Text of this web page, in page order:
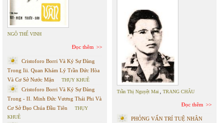
NGÔ THẾ VINH
Đọc thêm
Cristoforo Borri Và Ký Sự Đàng
Trong Iii. Quan Khám Lý Trần Đức Hòa
Và Cơ Sở Nước Mặn
THỤY KHUÊ
Cristoforo Borri Và Ký Sự Đàng
Trong - II. Minh Đức Vương Thái Phi Và
Cơ Sở Đạo Chúa Đầu Tiên
THỤY
KHUÊ
Trần Thị Nguyệt Mai, TRANG CHÂU
Đọc thêm
PHỎNG VẤN TRÍ TUỆ NHÂN